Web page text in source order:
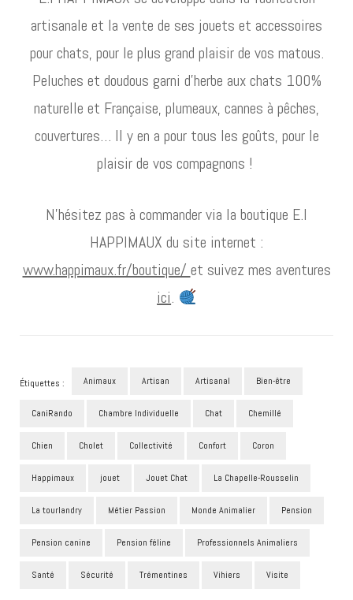
artisanale et la vente de ses jouets et accessoires
pour chats, pour le plus grand plaisir de vos matous.
Peluches et doudous garni d’herbe aux chats 100%
naturelle et Française, plumeaux, cannes à pêches,
couvertures… Il y en a pour tous les goûts, pour le
plaisir de vos compagnons !
N’hésitez pas à commander via la boutique E.I
HAPPIMAUX du site internet :
www.happimaux.fr/boutique/ et suivez mes aventures
ici.
Étiquettes : Animaux Artisan Artisanal Bien-être
CaniRando Chambre Individuelle Chat Chemillé
Chien Cholet Collectivité Confort Coron
Happimaux jouet Jouet Chat La Chapelle-Rousselin
La tourlandry Métier Passion Monde Animalier Pension
Pension canine Pension féline Professionnels Animaliers
Santé Sécurité Trémentines Vihiers Visite